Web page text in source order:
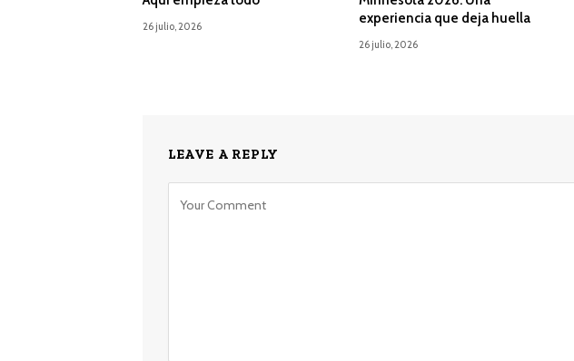
26 julio, 2026
experiencia que deja huella
26 julio, 2026
LEAVE A REPLY